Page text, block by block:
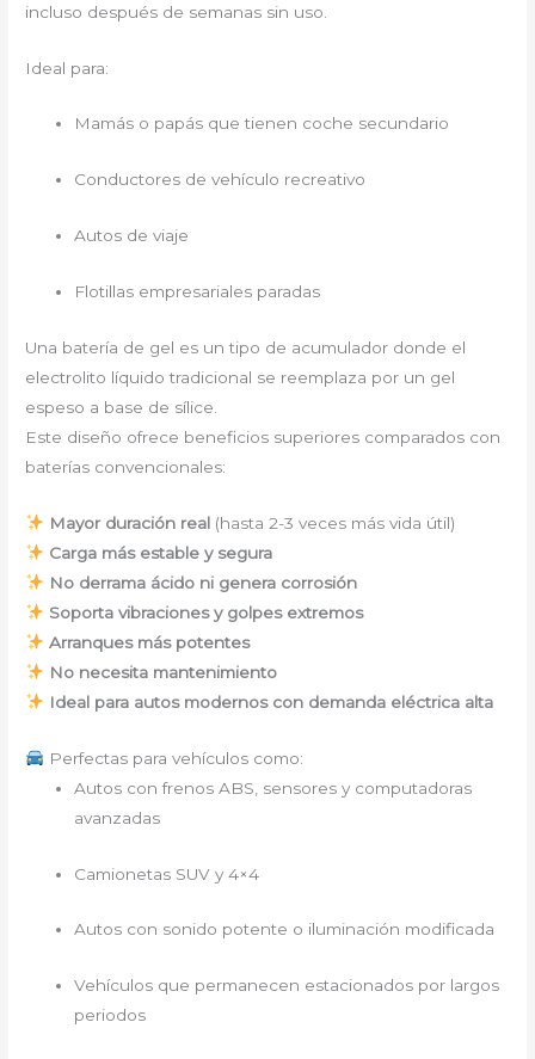
incluso después de semanas sin uso.
Ideal para:
Mamás o papás que tienen coche secundario
Conductores de vehículo recreativo
Autos de viaje
Flotillas empresariales paradas
Una batería de gel es un tipo de acumulador donde el
electrolito líquido tradicional se reemplaza por un gel
espeso a base de sílice.
Este diseño ofrece beneficios superiores comparados con
baterías convencionales:
Mayor duración real(hasta 2-3 veces más vida útil)
Carga más estable y segura
No derrama ácido ni genera corrosión
Soporta vibraciones y golpes extremos
Arranques más potentes
No necesita mantenimiento
Ideal para autos modernos con demanda eléctrica alta
Perfectas para vehículos como:
Autos con frenos ABS, sensores y computadoras
avanzadas
Camionetas SUV y 4×4
Autos con sonido potente o iluminación modificada
Vehículos que permanecen estacionados por largos
periodos